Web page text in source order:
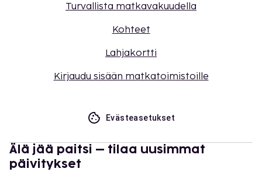
Turvallista matkavakuudella
Kohteet
Lahjakortti
Kirjaudu sisään matkatoimistoille
Evästeasetukset
Älä jää paitsi – tilaa uusimmat
päivitykset